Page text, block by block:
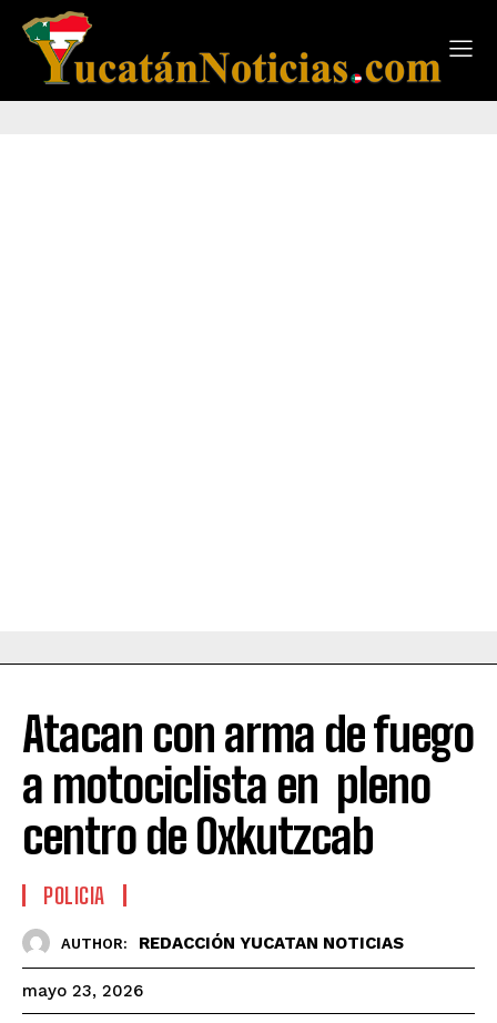
Atacan con arma de fuego
a motociclista en pleno
centro de Oxkutzcab
POLICIA
AUTHOR: REDACCIÓN YUCATAN NOTICIAS
mayo 23, 2026